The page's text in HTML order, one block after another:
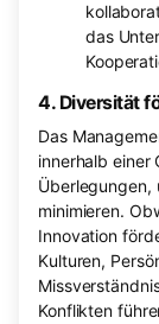
das
4. Diversität
Das
innerhalb
Überlegungen,
minimieren.
Innovation
Kulturen,
Konflikten